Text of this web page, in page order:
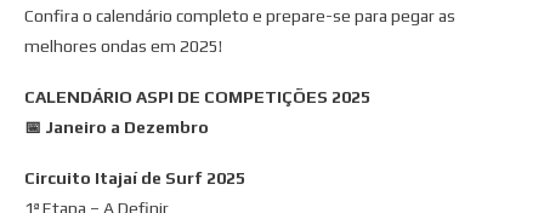
Confira o calendário completo e prepare-se para pegar as
melhores ondas em 2025!
CALENDÁRIO ASPI DE COMPETIÇÕES 2025
📅 Janeiro a Dezembro
Circuito Itajaí de Surf 2025
1ª Etapa – A Definir